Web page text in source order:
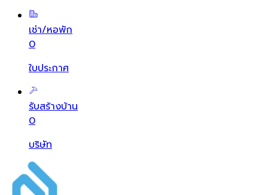
เช่า/หอพัก
0
ใบประกาศ
รับสร้างบ้าน
0
บริษัท